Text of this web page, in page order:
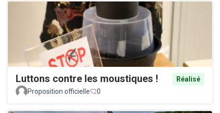
Luttons contre les moustiques !
Réalisé
Proposition officielle
0